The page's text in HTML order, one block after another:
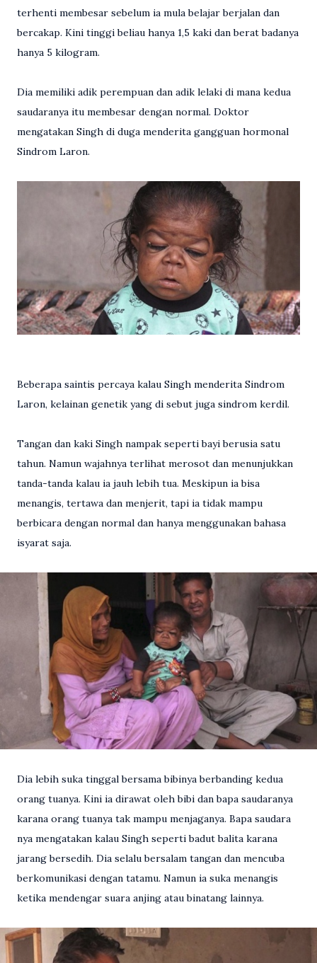
terhenti membesar sebelum ia mula belajar berjalan dan
bercakap. Kini tinggi beliau hanya 1,5 kaki dan berat badanya
hanya 5 kilogram.
Dia memiliki adik perempuan dan adik lelaki di mana kedua
saudaranya itu membesar dengan normal. Doktor
mengatakan Singh di duga menderita gangguan hormonal
Sindrom Laron.
Beberapa saintis percaya kalau Singh menderita Sindrom
Laron, kelainan genetik yang di sebut juga sindrom kerdil.
Tangan dan kaki Singh nampak seperti bayi berusia satu
tahun. Namun wajahnya terlihat merosot dan menunjukkan
tanda-tanda kalau ia jauh lebih tua. Meskipun ia bisa
menangis, tertawa dan menjerit, tapi ia tidak mampu
berbicara dengan normal dan hanya menggunakan bahasa
isyarat saja.
Dia lebih suka tinggal bersama bibinya berbanding kedua
orang tuanya. Kini ia dirawat oleh bibi dan bapa saudaranya
karana orang tuanya tak mampu menjaganya. Bapa saudara
nya mengatakan kalau Singh seperti badut balita karana
jarang bersedih. Dia selalu bersalam tangan dan mencuba
berkomunikasi dengan tatamu. Namun ia suka menangis
ketika mendengar suara anjing atau binatang lainnya.